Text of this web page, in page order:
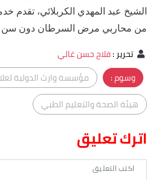
الشيخ عبد المهدي الكربلائي، تقدم
من محاربي مرض السرطان دون سن (15)
تحرير:فلاح حسن غالي
وسوم :
مؤسسة وارث الدولية
هيئة الصحة والتعليم الطبي
اترك تعليق